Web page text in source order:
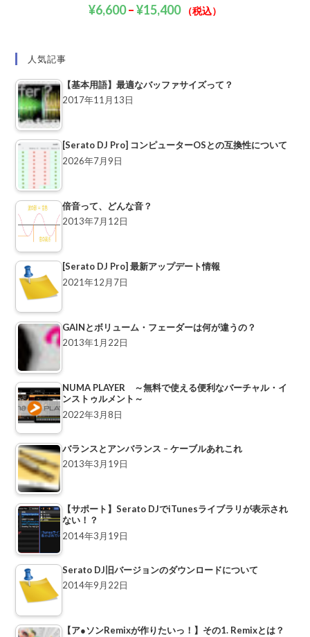
¥6,600–¥15,400 （税込）
人気記事
【基本用語】最適なバッファサイズって？
2017年11月13日
[Serato DJ Pro] コンピューターOSとの互換性について
2026年7月9日
倍音って、どんな音？
2013年7月12日
[Serato DJ Pro] 最新アップデート情報
2021年12月7日
GAINとボリューム・フェーダーは何が違うの？
2013年1月22日
NUMA PLAYER ～無料で使える便利なバーチャル・イ
ンストゥルメント～
2022年3月8日
バランスとアンバランス – ケーブルあれこれ
2013年3月19日
【サポート】Serato DJでiTunesライブラリが表示され
ない！？
2014年3月19日
Serato DJ旧バージョンのダウンロードについて
2014年9月22日
【ア●ソンRemixが作りたいっ！】その1. Remixとは？